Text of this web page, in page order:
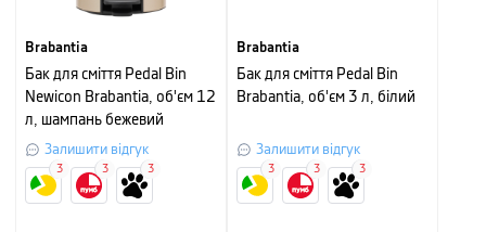
Brabantia
Бак для сміття Pedal Bin
Newicon Brabantia, об'єм 12
л, шампань бежевий
Залишити відгук
3 3 3
Brabantia
Бак для сміття Pedal Bin
Brabantia, об'єм 3 л, білий
Залишити відгук
3 3 3